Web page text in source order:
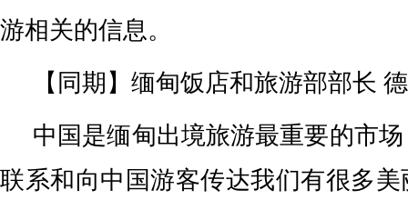
游相关的信息。
【同期】缅甸饭店和旅游部部长
中国是缅甸出境旅游最重要的市
联系和向中国游客传达我们有很多